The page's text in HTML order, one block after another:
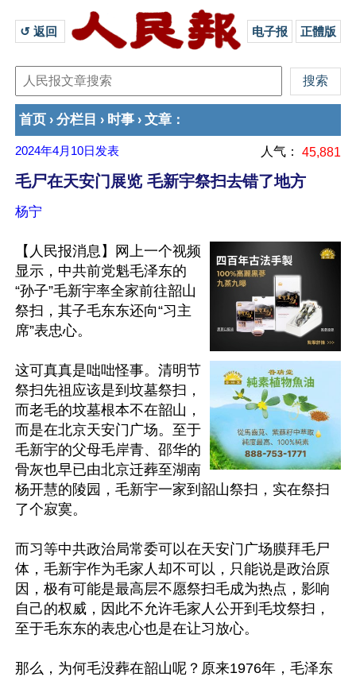
↺ 返回 电子报 正體版
首页 › 分栏目 › 时事 › 文章 ：
2024年4月10日 发表 人气： 45,881
毛尸在天安门展览 毛新宇祭扫去错了地方
杨宁
【人民报消息】网上一个视频
显示，中共前党魁毛泽东的
“孙子”毛新宇率全家前往韶山
祭扫，其子毛东东还向“习主
席”表忠心。
这可真真是咄咄怪事。清明节
祭扫先祖应该是到坟墓祭扫，
而老毛的坟墓根本不在韶山，
而是在北京天安门广场。至于
毛新宇的父母毛岸青、邵华的
骨灰也早已由北京迁葬至湖南
杨开慧的陵园，毛新宇一家到韶山祭扫，实在祭扫
了个寂寞。
而习等中共政治局常委可以在天安门广场膜拜毛尸
体，毛新宇作为毛家人却不可以，只能说是政治原
因，极有可能是最高层不愿祭扫毛成为热点，影响
自己的权威，因此不允许毛家人公开到毛坟祭扫，
至于毛东东的表忠心也是在让习放心。
那么，为何毛没葬在韶山呢？原来1976年，毛泽东